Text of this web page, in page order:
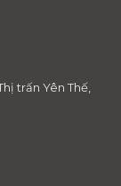
trấn Yên Thế,